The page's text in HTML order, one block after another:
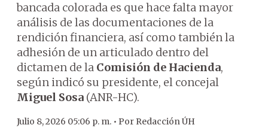
bancada colorada es que hace falta mayor
análisis de las documentaciones de la
rendición financiera, así como también la
adhesión de un articulado dentro del
dictamen de la Comisión de Hacienda,
según indicó su presidente, el concejal
Miguel Sosa (ANR-HC).
Julio 8, 2026 05:06 p. m. • Por Redacción ÚH